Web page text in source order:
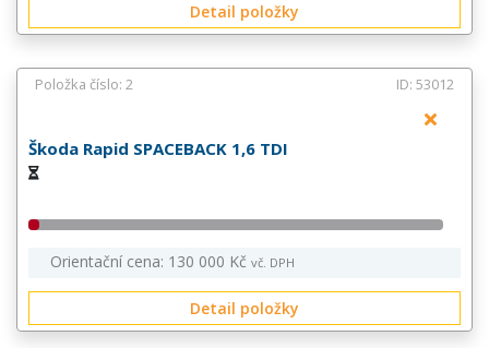
Detail položky
Položka číslo: 2 ID: 53012
Škoda Rapid SPACEBACK 1,6 TDI
Orientační cena: 130 000 Kč vč. DPH
Detail položky